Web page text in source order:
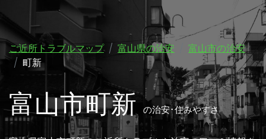
ご近所トラブルマップ 富山県の治安
富山市の治安
町新
富山市町新の治安･住みやすさ